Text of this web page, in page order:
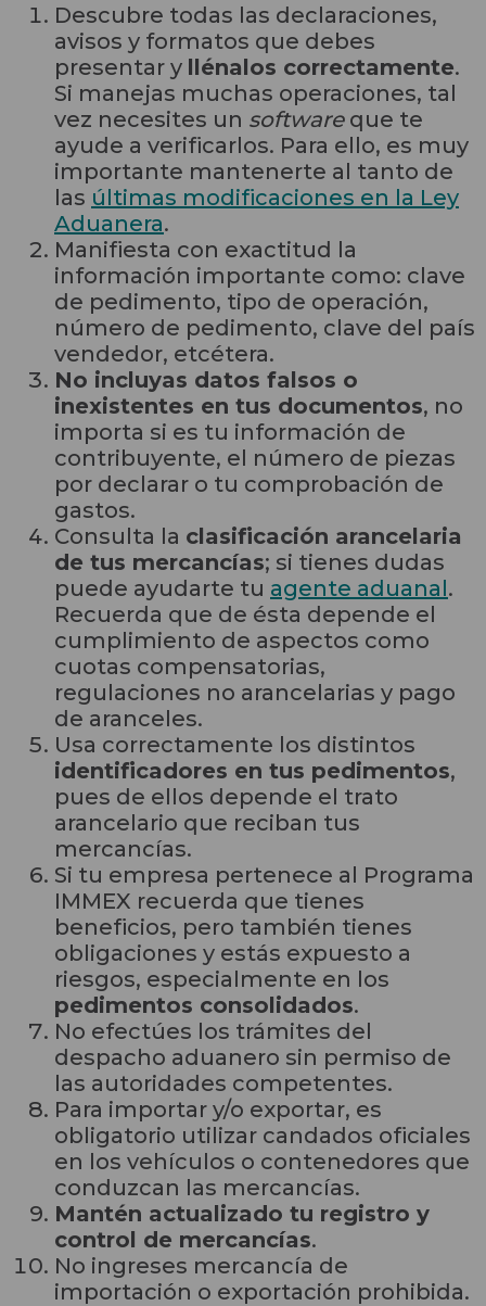
Descubre todas las declaraciones,
avisos y formatos que debes
presentar y llénalos correctamente.
Si manejas muchas operaciones, tal
vez necesites un softwareque te
ayude a verificarlos. Para ello, es muy
importante mantenerte al tanto de
las últimas modificaciones en la Ley
Aduanera.
Manifiesta con exactitud la
información importante como: clave
de pedimento, tipo de operación,
número de pedimento, clave del país
vendedor, etcétera.
No incluyas datos falsos o
inexistentes en tus documentos, no
importa si es tu información de
contribuyente, el número de piezas
por declarar o tu comprobación de
gastos.
Consulta la clasificación arancelaria
de tus mercancías; si tienes dudas
puede ayudarte tu agente aduanal.
Recuerda que de ésta depende el
cumplimiento de aspectos como
cuotas compensatorias,
regulaciones no arancelarias y pago
de aranceles.
Usa correctamente los distintos
identificadores en tus pedimentos,
pues de ellos depende el trato
arancelario que reciban tus
mercancías.
Si tu empresa pertenece al Programa
IMMEX recuerda que tienes
beneficios, pero también tienes
obligaciones y estás expuesto a
riesgos, especialmente en los
pedimentos consolidados.
No efectúes los trámites del
despacho aduanero sin permiso de
las autoridades competentes.
Para importar y/o exportar, es
obligatorio utilizar candados oficiales
en los vehículos o contenedores que
conduzcan las mercancías.
Mantén actualizado tu registro y
control de mercancías.
No ingreses mercancía de
importación o exportación prohibida.